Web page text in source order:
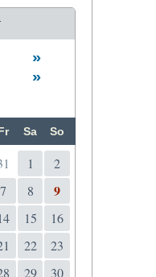
»
»
Sa So
1
2
7 8 9
15
16
22
23
29
30